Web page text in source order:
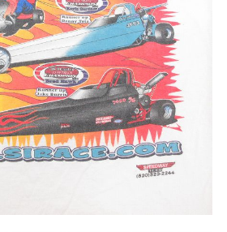
W35,W36
以上
ニアックから探す
アニメ
映画
Tシャツ